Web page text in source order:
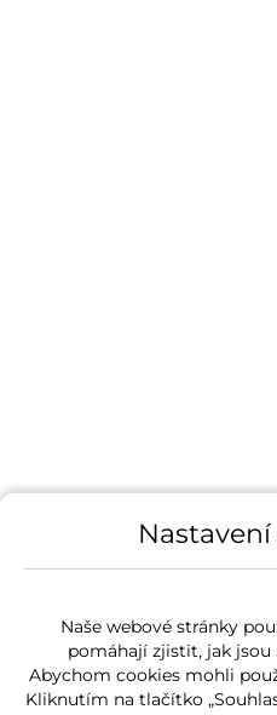
Naše webové stránky
pomáhají zjistit, jak jsou
Abychom cookies mohli
Kliknutím na tlačítko